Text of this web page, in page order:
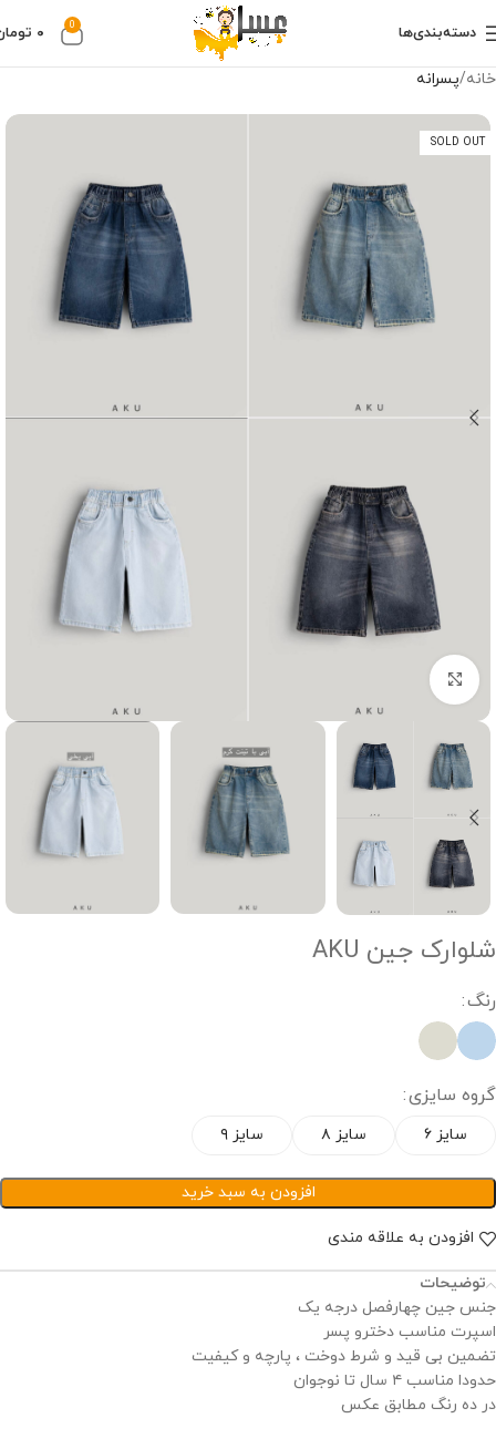
دسته‌بندی‌ها 0 ۰
خانه پسرانه
SOLD OUT
Click to enlarge
شلوارک جین AKU
رنگ
گروه سایزی
سایز ۶ سایز ۸ سایز ۹
افزودن به سبد خرید
افزودن به علاقه مندی
توضیحات
جنس جین چهارفصل درجه یک
اسپرت مناسب دخترو پسر
تضمین بی قید و شرط دوخت ، پارچه و کیفیت
حدودا مناسب ۴ سال تا نوجوان
در ده رنگ مطابق عکس